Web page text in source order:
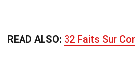
READ ALSO: 32 Faits Sur